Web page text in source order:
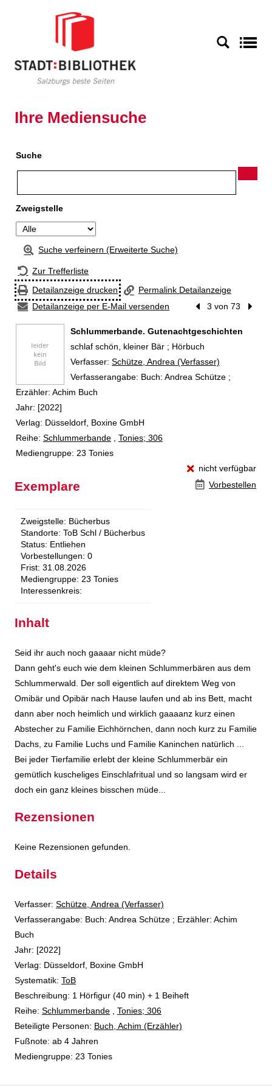
Ihre Mediensuche
Suche
Zweigstelle
Suche verfeinern (Erweiterte Suche)
Zur Trefferliste
Detailanzeige drucken
Permalink Detailanzeige
Detailanzeige per E-Mail versenden
Vorheriger Treffer
3 von 73
Schlummerbande. Gutenachtgeschichten
schlaf schön, kleiner Bär ; Hörbuch
Verfasser: Suche nach diesem Verfasser
Schütze, Andrea (Verfasser)
Verfasserangabe: Buch: Andrea Schütze ;
Erzähler: Achim Buch
Jahr: [2022]
Verlag: Düsseldorf, Boxine GmbH
Reihe: Schlummerbande
Tonies; 306
Mediengruppe: 23 Tonies
nicht verfügbar
Vorbestellen
Exemplare
Zweigstelle: Bücherbus
Standorte: ToB Schl / Bücherbus
Status: Entliehen
Vorbestellungen: 0
Frist: 31.08.2026
Mediengruppe: 23 Tonies
Interessenkreis:
Inhalt
Seid ihr auch noch gaaaar nicht müde?
Dann geht's euch wie dem kleinen Schlummerbären aus dem
Schlummerwald. Der soll eigentlich auf direktem Weg von
Omibär und Opibär nach Hause laufen und ab ins Bett, macht
dann aber noch heimlich und wirklich gaaaanz kurz einen
Abstecher zu Familie Eichhörnchen, dann noch kurz zu Familie
Dachs, zu Familie Luchs und Familie Kaninchen natürlich ...
Bei jeder Tierfamilie erlebt der kleine Schlummerbär ein
gemütlich kuscheliges Einschlafritual und so langsam wird er
doch ein ganz kleines bisschen müde...
Rezensionen
Keine Rezensionen gefunden.
Details
Verfasser: Suche nach diesem Verfasser
Schütze, Andrea (Verfasser)
Verfasserangabe: Buch: Andrea Schütze ; Erzähler: Achim
Buch
Jahr: [2022]
Verlag: Düsseldorf, Boxine GmbH
opens in new tab
Diesen Link in neuem Tab öffnen
Systematik: Suche nach dieser Systematik
ToB
Suche nach diesem Interessenskreis
Beschreibung: 1 Hörfigur (40 min) + 1 Beiheft
Reihe: Schlummerbande
Tonies; 306
Beteiligte Personen: Suche nach dieser Beteiligten Person
Buch, Achim (Erzähler)
Fußnote: ab 4 Jahren
Mediengruppe: 23 Tonies